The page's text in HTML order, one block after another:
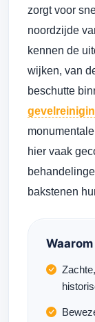
zorgt voor
noordzijde
kennen de
wijken, van
beschutte
hier vaak
bakstenen